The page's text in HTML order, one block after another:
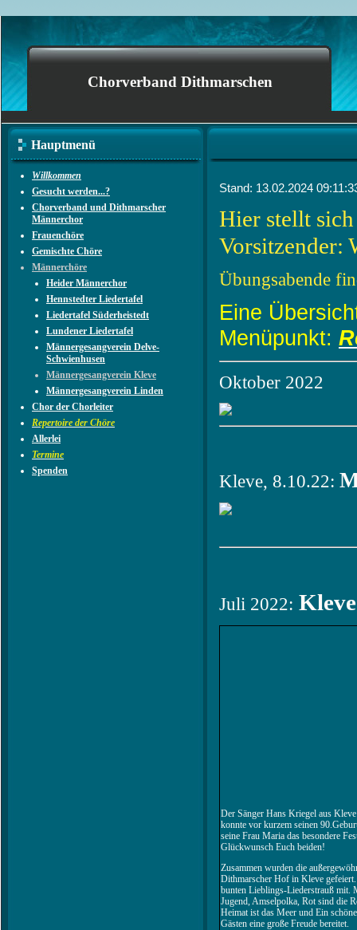
Chorverband Dithmarschen
Hauptmenü
Willkommen
Gesucht werden...?
Chorverband und Dithmarscher
Männerchor
Frauenchöre
Gemischte Chöre
Männerchöre
Heider Männerchor
Hennstedter Liedertafel
Liedertafel Süderheistedt
Lundener Liedertafel
Männergesangverein Delve-
Schwienhusen
Männergesangverein Kleve
Männergesangverein Linden
Chor der Chorleiter
Repertoire der Chöre
Allerlei
Termine
Spenden
Stand: 13.02.2024
Hier stellt
Vorsitzender:
Übungsabende
Eine
Menüpunkt:
Oktober 2022
Kleve, 8.10.22:
Juli 2022:
Der Sänger Hans Kriegel aus
konnte vor kurzem seinen
seine Frau Maria das besondere
Glückwunsch Euch beiden!
Zusammen wurden die
Dithmarscher Hof in Kleve
bunten Lieblings-Liederstrauß mit.
Jugend, Amselpolka, Rot sind die
Heimat ist das Meer und Ein
Gästen eine große Freude bereitet.